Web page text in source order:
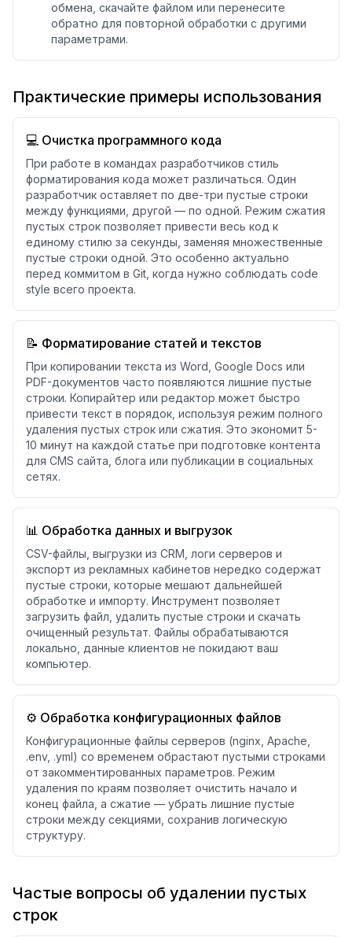
обмена, скачайте файлом или перенесите
обратно для повторной обработки с другими
параметрами.
Практические примеры использования
💻 Очистка программного кода
При работе в командах разработчиков стиль
форматирования кода может различаться. Один
разработчик оставляет по две-три пустые строки
между функциями, другой — по одной. Режим сжатия
пустых строк позволяет привести весь код к
единому стилю за секунды, заменяя множественные
пустые строки одной. Это особенно актуально
перед коммитом в Git, когда нужно соблюдать code
style всего проекта.
📝 Форматирование статей и текстов
При копировании текста из Word, Google Docs или
PDF-документов часто появляются лишние пустые
строки. Копирайтер или редактор может быстро
привести текст в порядок, используя режим полного
удаления пустых строк или сжатия. Это экономит 5-
10 минут на каждой статье при подготовке контента
для CMS сайта, блога или публикации в социальных
сетях.
📊 Обработка данных и выгрузок
CSV-файлы, выгрузки из CRM, логи серверов и
экспорт из рекламных кабинетов нередко содержат
пустые строки, которые мешают дальнейшей
обработке и импорту. Инструмент позволяет
загрузить файл, удалить пустые строки и скачать
очищенный результат. Файлы обрабатываются
локально, данные клиентов не покидают ваш
компьютер.
⚙️ Обработка конфигурационных файлов
Конфигурационные файлы серверов (nginx, Apache,
.env, .yml) со временем обрастают пустыми строками
от закомментированных параметров. Режим
удаления по краям позволяет очистить начало и
конец файла, а сжатие — убрать лишние пустые
строки между секциями, сохранив логическую
структуру.
Частые вопросы об удалении пустых
строк